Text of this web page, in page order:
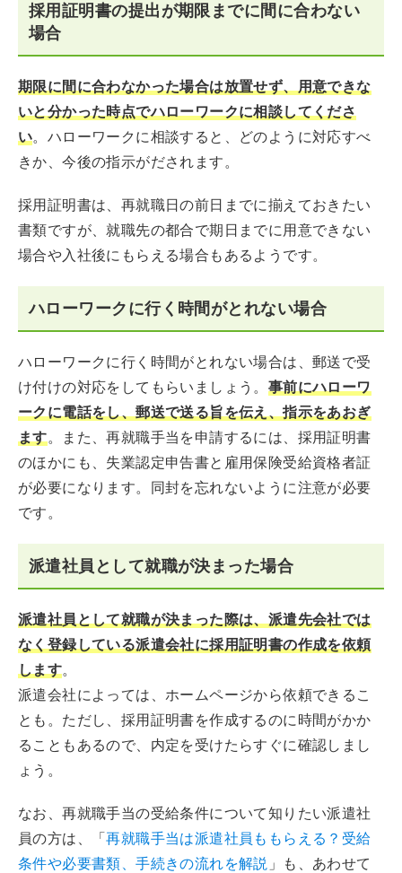
採用証明書の提出が期限までに間に合わない
場合
期限に間に合わなかった場合は放置せず、用意できな
いと分かった時点でハローワークに相談してくださ
い。ハローワークに相談すると、どのように対応すべ
きか、今後の指示がだされます。
採用証明書は、再就職日の前日までに揃えておきたい
書類ですが、就職先の都合で期日までに用意できない
場合や入社後にもらえる場合もあるようです。
ハローワークに行く時間がとれない場合
ハローワークに行く時間がとれない場合は、郵送で受
け付けの対応をしてもらいましょう。 事前にハローワ
ークに電話をし、郵送で送る旨を伝え、指示をあおぎ
ます。また、再就職手当を申請するには、採用証明書
のほかにも、失業認定申告書と雇用保険受給資格者証
が必要になります。同封を忘れないように注意が必要
です。
派遣社員として就職が決まった場合
派遣社員として就職が決まった際は、派遣先会社では
なく登録している派遣会社に採用証明書の作成を依頼
します。
派遣会社によっては、ホームページから依頼できるこ
とも。ただし、採用証明書を作成するのに時間がかか
ることもあるので、内定を受けたらすぐに確認しまし
ょう。
なお、再就職手当の受給条件について知りたい派遣社
員の方は、「再就職手当は派遣社員ももらえる？受給
条件や必要書類、手続きの流れを解説 」も、あわせて